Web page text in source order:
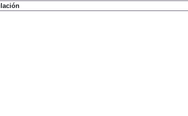
Tucson 2019 Estándar Style Tucson 1.6 CRDi 100